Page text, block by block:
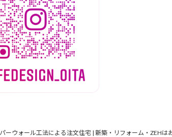
ーウォール工法による注文住宅 | 新築・リフォーム・ZEHは